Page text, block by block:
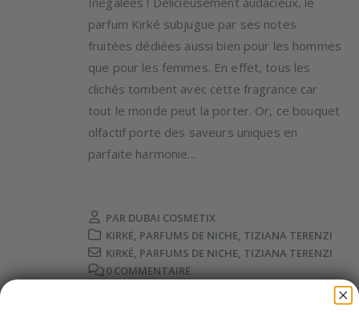
parfum Kirké subjugue par ses notes
fruitées dédiées aussi bien pour les hommes
que pour les femmes. En effet, tous les
clichés tombent avec cette fragrance car
tout le monde peut la porter. Or, ce bouquet
olfactif porte des saveurs uniques en
parfaite harmonie...
PAR DUBAI COSMETIX
KIRKÉ PARFUMS DE NICHE TIZIANA TERENZI
KIRKÉ PARFUMS DE NICHE TIZIANA TERENZI
0 COMMENTAIRE